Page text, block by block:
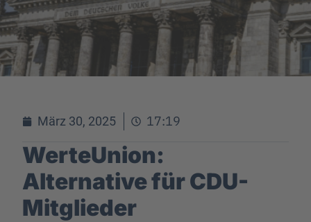
März 30, 2025 17:19
WerteUnion:
Alternative für CDU-
Mitglieder